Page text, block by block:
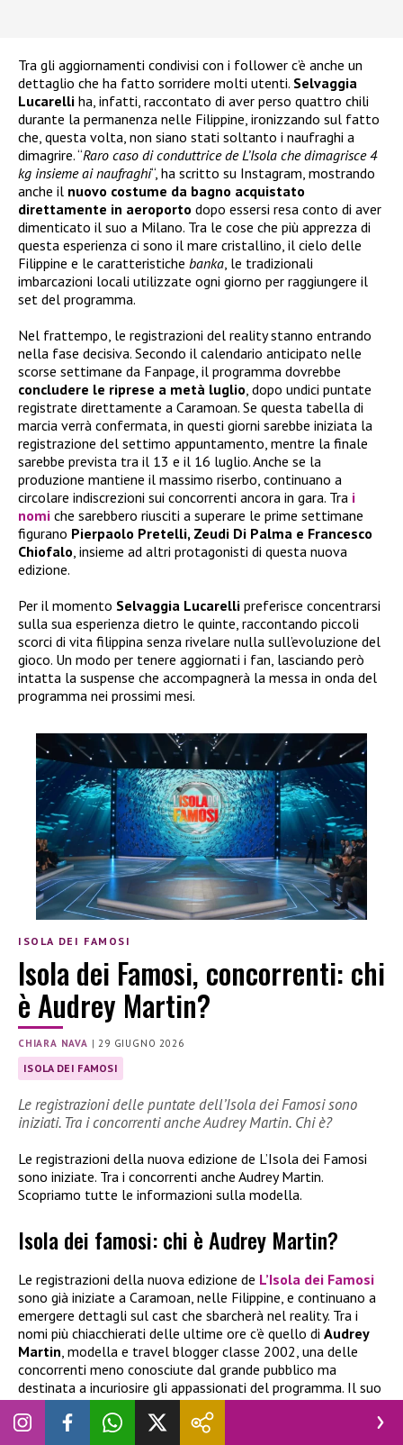
Tra gli aggiornamenti condivisi con i follower c’è anche un
dettaglio che ha fatto sorridere molti utenti. Selvaggia
Lucarelli ha, infatti, raccontato di aver perso quattro chili
durante la permanenza nelle Filippine, ironizzando sul fatto
che, questa volta, non siano stati soltanto i naufraghi a
dimagrire. “Raro caso di conduttrice de L’Isola che dimagrisce 4
kg insieme ai naufraghi“, ha scritto su Instagram, mostrando
anche il nuovo costume da bagno acquistato
direttamente in aeroporto dopo essersi resa conto di aver
dimenticato il suo a Milano. Tra le cose che più apprezza di
questa esperienza ci sono il mare cristallino, il cielo delle
Filippine e le caratteristiche banka, le tradizionali
imbarcazioni locali utilizzate ogni giorno per raggiungere il
set del programma.
Nel frattempo, le registrazioni del reality stanno entrando
nella fase decisiva. Secondo il calendario anticipato nelle
scorse settimane da Fanpage, il programma dovrebbe
concludere le riprese a metà luglio, dopo undici puntate
registrate direttamente a Caramoan. Se questa tabella di
marcia verrà confermata, in questi giorni sarebbe iniziata la
registrazione del settimo appuntamento, mentre la finale
sarebbe prevista tra il 13 e il 16 luglio. Anche se la
produzione mantiene il massimo riserbo, continuano a
circolare indiscrezioni sui concorrenti ancora in gara. Tra i
nomi che sarebbero riusciti a superare le prime settimane
figurano Pierpaolo Pretelli, Zeudi Di Palma e Francesco
Chiofalo, insieme ad altri protagonisti di questa nuova
edizione.
Per il momento Selvaggia Lucarelli preferisce concentrarsi
sulla sua esperienza dietro le quinte, raccontando piccoli
scorci di vita filippina senza rivelare nulla sull’evoluzione del
gioco. Un modo per tenere aggiornati i fan, lasciando però
intatta la suspense che accompagnerà la messa in onda del
programma nei prossimi mesi.
ISOLA DEI FAMOSI
Isola dei Famosi, concorrenti: chi
è Audrey Martin?
CHIARA NAVA |29 GIUGNO 2026
ISOLA DEI FAMOSI
Le registrazioni delle puntate dell’Isola dei Famosi sono
iniziati. Tra i concorrenti anche Audrey Martin. Chi è?
Le registrazioni della nuova edizione de L’Isola dei Famosi
sono iniziate. Tra i concorrenti anche Audrey Martin.
Scopriamo tutte le informazioni sulla modella.
Isola dei famosi: chi è Audrey Martin?
Le registrazioni della nuova edizione de L’Isola dei Famosi
sono già iniziate a Caramoan, nelle Filippine, e continuano a
emergere dettagli sul cast che sbarcherà nel reality. Tra i
nomi più chiacchierati delle ultime ore c’è quello di Audrey
Martin, modella e travel blogger classe 2002, una delle
concorrenti meno conosciute dal grande pubblico ma
destinata a incuriosire gli appassionati del programma. Il suo
nome, in realtà, era già circolato nelle settimane scorse. In
quel momento, però, era stato diffuso quello anagrafico,